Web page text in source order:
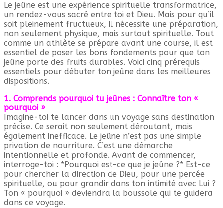
Le jeûne est une expérience spirituelle transformatrice,
un rendez-vous sacré entre toi et Dieu. Mais pour qu’il
soit pleinement fructueux, il nécessite une préparation,
non seulement physique, mais surtout spirituelle. Tout
comme un athlète se prépare avant une course, il est
essentiel de poser les bons fondements pour que ton
jeûne porte des fruits durables. Voici cinq prérequis
essentiels pour débuter ton jeûne dans les meilleures
dispositions.
1. Comprends pourquoi tu jeûnes : Connaître ton «
pourquoi »
Imagine-toi te lancer dans un voyage sans destination
précise. Ce serait non seulement déroutant, mais
également inefficace. Le jeûne n’est pas une simple
privation de nourriture. C’est une démarche
intentionnelle et profonde. Avant de commencer,
interroge-toi : *Pourquoi est-ce que je jeûne ?* Est-ce
pour chercher la direction de Dieu, pour une percée
spirituelle, ou pour grandir dans ton intimité avec Lui ?
Ton « pourquoi » deviendra la boussole qui te guidera
dans ce voyage.